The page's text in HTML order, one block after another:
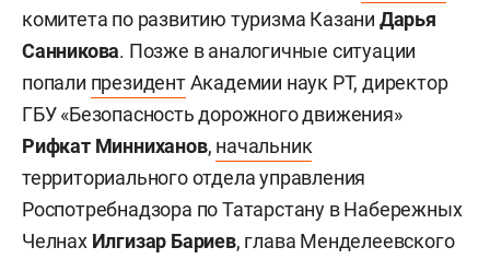
комитета по развитию туризма Казани Дарья
Санникова. Позже в аналогичные ситуации
попали президентАкадемии наук РТ, директор
ГБУ «Безопасность дорожного движения»
Рифкат Минниханов, начальник
территориального отдела управления
Роспотребнадзора по Татарстану в Набережных
Челнах Илгизар Бариев, глава Менделеевского